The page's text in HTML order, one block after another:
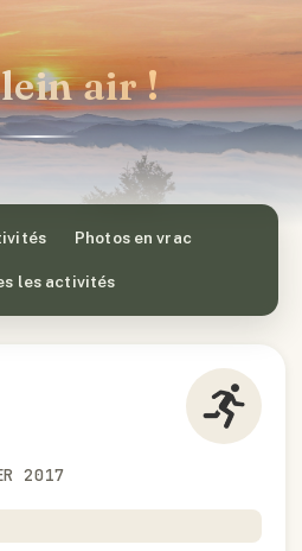
air !
Photos en vrac
les activités
2017